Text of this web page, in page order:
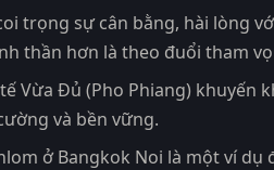
trọng sự cân bằng, hài lòng
thần hơn là theo đuổi tham
Vừa Đủ (Pho Phiang) khuyến
và bền vững.
ở Bangkok Noi là một ví dụ